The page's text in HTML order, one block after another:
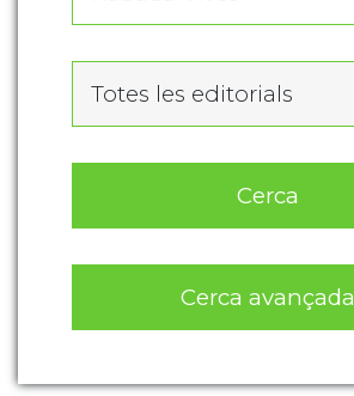
Totes les editorials
Cerca
Cerca avançada